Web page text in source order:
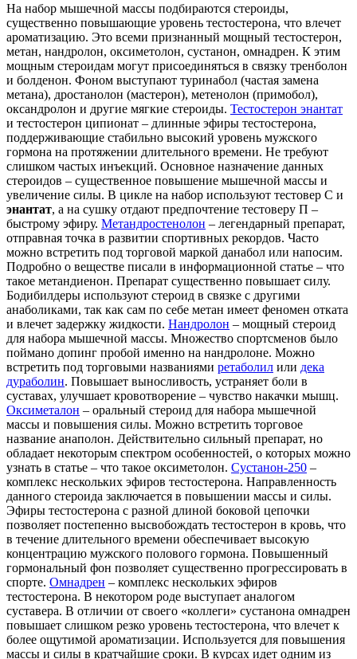
На набор мышечной массы подбираются стероиды,
существенно повышающие уровень тестостерона, что влечет
ароматизацию. Это всеми признанный мощный тестостерон,
метан, нандролон, оксиметолон, сустанон, омнадрен. К этим
мощным стероидам могут присоединяться в связку тренболон
и болденон. Фоном выступают туринабол (частая замена
метана), дростанолон (мастерон), метенолон (примобол),
оксандролон и другие мягкие стероиды. Тестостерон энантат
и тестостерон ципионат – длинные эфиры тестостерона,
поддерживающие стабильно высокий уровень мужского
гормона на протяжении длительного времени. Не требуют
слишком частых инъекций. Основное назначение данных
стероидов – существенное повышение мышечной массы и
увеличение силы. В цикле на набор используют тестовер С и
энантат, а на сушку отдают предпочтение тестоверу П –
быстрому эфиру. Метандростенолон – легендарный препарат,
отправная точка в развитии спортивных рекордов. Часто
можно встретить под торговой маркой данабол или напосим.
Подробно о веществе писали в информационной статье – что
такое метандиенон. Препарат существенно повышает силу.
Бодибилдеры используют стероид в связке с другими
анаболиками, так как сам по себе метан имеет феномен отката
и влечет задержку жидкости. Нандролон – мощный стероид
для набора мышечной массы. Множество спортсменов было
поймано допинг пробой именно на нандролоне. Можно
встретить под торговыми названиями ретаболил или дека
дураболин. Повышает выносливость, устраняет боли в
суставах, улучшает кровотворение – чувство накачки мышц.
Оксиметалон – оральный стероид для набора мышечной
массы и повышения силы. Можно встретить торговое
название анаполон. Действительно сильный препарат, но
обладает некоторым спектром особенностей, о которых можно
узнать в статье – что такое оксиметолон. Сустанон-250 –
комплекс нескольких эфиров тестостерона. Направленность
данного стероида заключается в повышении массы и силы.
Эфиры тестостерона с разной длиной боковой цепочки
позволяет постепенно высвобождать тестостерон в кровь, что
в течение длительного времени обеспечивает высокую
концентрацию мужского полового гормона. Повышенный
гормональный фон позволяет существенно прогрессировать в
спорте. Омнадрен – комплекс нескольких эфиров
тестостерона. В некотором роде выступает аналогом
суставера. В отличии от своего «коллеги» сустанона омнадрен
повышает слишком резко уровень тестостерона, что влечет к
более ощутимой ароматизации. Используется для повышения
массы и силы в кратчайшие сроки. В курсах идет одним из